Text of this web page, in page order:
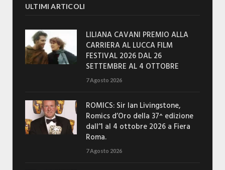
ULTIMI ARTICOLI
LILIANA CAVANI PREMIO ALLA
CARRIERA AL LUCCA FILM
FESTIVAL 2026 DAL 26
SETTEMBRE AL 4 OTTOBRE
7 Agosto 2026
ROMICS: Sir Ian Livingstone,
Romics d’Oro della 37^ edizione
dall’1 al 4 ottobre 2026 a Fiera
Roma.
7 Agosto 2026